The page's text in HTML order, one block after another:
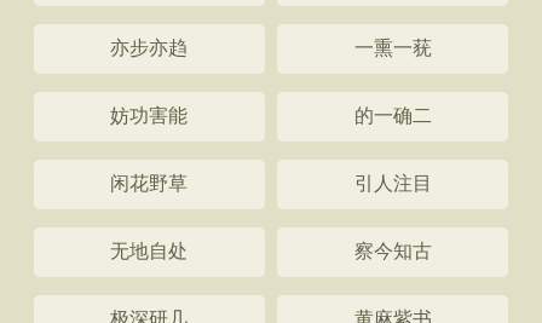
亦步亦趋 一熏一莸
妨功害能 的一确二
闲花野草 引人注目
无地自处 察今知古